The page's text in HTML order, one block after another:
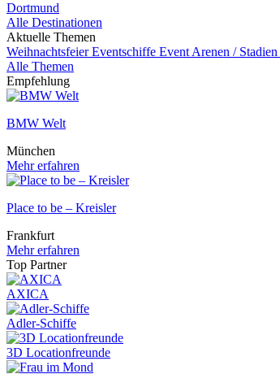
Dortmund
Alle Destinationen
Aktuelle Themen
WeihnachtsfeierEventschiffe Event Arenen / Stadien
Alle Themen
Empfehlung
BMW Welt
München
Mehr erfahren
Place to be – Kreisler
Frankfurt
Mehr erfahren
Top Partner
AXICA
Adler-Schiffe
3D Locationfreunde